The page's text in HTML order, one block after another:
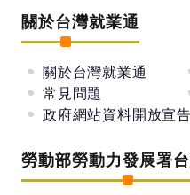
關於台灣就業通
關於台灣就業通
常見問題
政府網站資料開放宣告
勞動部勞動力發展署